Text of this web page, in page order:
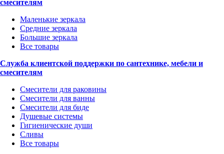
смесителям
Маленькие зеркала
Средние зеркала
Большие зеркала
Все товары
Служба клиентской поддержки по сантехнике, мебели и
смесителям
Смесители для раковины
Смесители для ванны
Смесители для биде
Душевые системы
Гигиенические души
Сливы
Все товары